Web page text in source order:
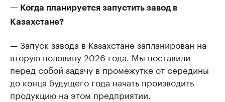
— Когда планируется запустить завод в
Казахстане?
— Запуск завода в Казахстане запланирован на
вторую половину 2026 года. Мы поставили
перед собой задачу в промежутке от середины
до конца будущего года начать производить
продукцию на этом предприятии.